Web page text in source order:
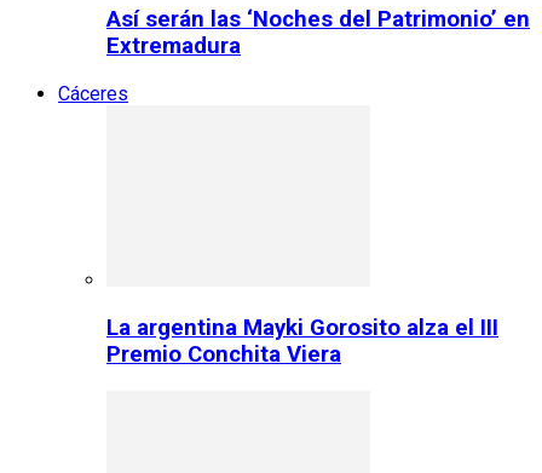
Así serán las ‘Noches del Patrimonio’ en
Extremadura
Cáceres
La argentina Mayki Gorosito alza el III
Premio Conchita Viera